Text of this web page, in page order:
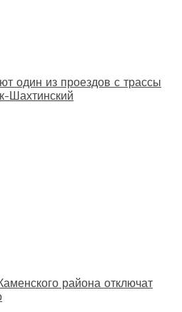
один из проездов с трассы
Шахтинский
района отключат